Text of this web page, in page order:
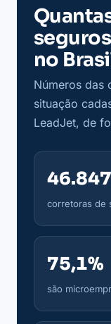
no
Números das
situação
LeadJet, de
46.847
corretoras de
75,1%
são